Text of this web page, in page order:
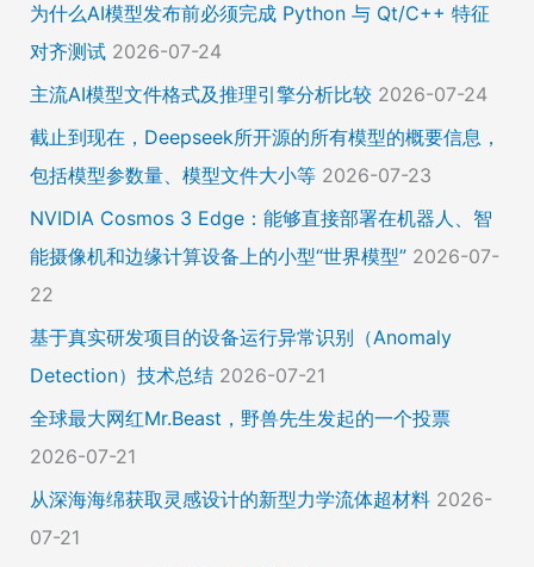
为什么AI模型发布前必须完成 Python 与 Qt/C++ 特征
对齐测试 2026-07-24
主流AI模型文件格式及推理引擎分析比较 2026-07-24
截止到现在，Deepseek所开源的所有模型的概要信息，
包括模型参数量、模型文件大小等 2026-07-23
NVIDIA Cosmos 3 Edge：能够直接部署在机器人、智
能摄像机和边缘计算设备上的小型“世界模型” 2026-07-
22
基于真实研发项目的设备运行异常识别（Anomaly
Detection）技术总结 2026-07-21
全球最大网红Mr.Beast，野兽先生发起的一个投票
2026-07-21
从深海海绵获取灵感设计的新型力学流体超材料 2026-
07-21